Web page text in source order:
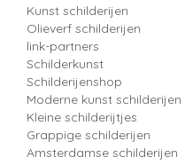
Kunst schilderijen
Olieverf schilderijen
link-partners
Schilderkunst
Schilderijenshop
Moderne kunst schilderijen
Kleine schilderijtjes
Grappige schilderijen
Amsterdamse schilderijen